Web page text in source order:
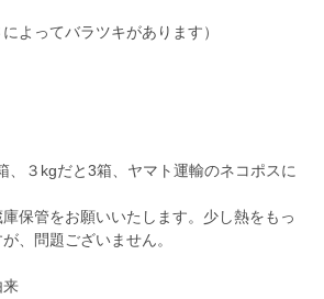
よってバラツキがあります）
、３kgだと3箱、ヤマト運輸のネコポスに
保管をお願いいたします。少し熱をもっ
、問題ございません。
来